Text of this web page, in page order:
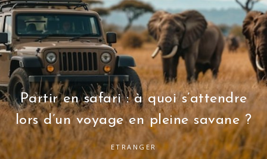
Partir en safari : à quoi s’attendre
lors d’un voyage en pleine savane ?
ETRANGER